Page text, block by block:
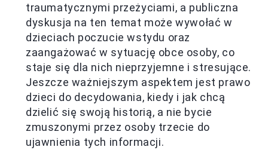
traumatycznymi przeżyciami, a publiczna
dyskusja na ten temat może wywołać w
dzieciach poczucie wstydu oraz
zaangażować w sytuację obce osoby, co
staje się dla nich nieprzyjemne i stresujące.
Jeszcze ważniejszym aspektem jest prawo
dzieci do decydowania, kiedy i jak chcą
dzielić się swoją historią, a nie bycie
zmuszonymi przez osoby trzecie do
ujawnienia tych informacji.